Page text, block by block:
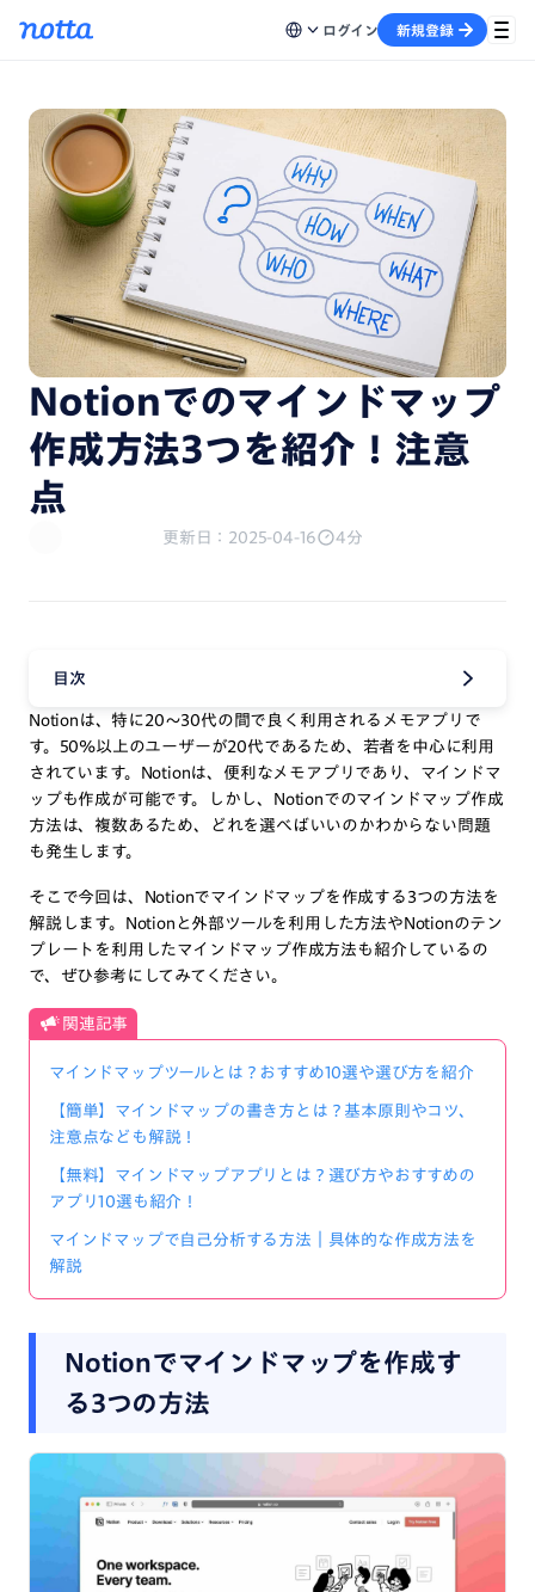
ログイン 新規登録
Notionでのマインドマップ
作成方法3つを紹介！注意
点
更新日：2025-04-16 4分
目次
Notionは、特に20〜30代の間で良く利用されるメモアプリで
す。50%以上のユーザーが20代であるため、若者を中心に利用
されています。Notionは、便利なメモアプリであり、マインドマ
ップも作成が可能です。しかし、Notionでのマインドマップ作成
方法は、複数あるため、どれを選べばいいのかわからない問題
も発生します。
そこで今回は、Notionでマインドマップを作成する3つの方法を
解説します。Notionと外部ツールを利用した方法やNotionのテン
プレートを利用したマインドマップ作成方法も紹介しているの
で、ぜひ参考にしてみてください。
関連記事
マインドマップツールとは？おすすめ10選や選び方を紹介
【簡単】マインドマップの書き方とは？基本原則やコツ、
注意点なども解説！
【無料】マインドマップアプリとは？選び方やおすすめの
アプリ10選も紹介！
マインドマップで自己分析する方法｜具体的な作成方法を
解説
Notionでマインドマップを作成す
る3つの方法